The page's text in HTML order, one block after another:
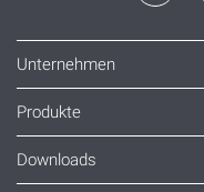
Unternehmen
Produkte
Downloads